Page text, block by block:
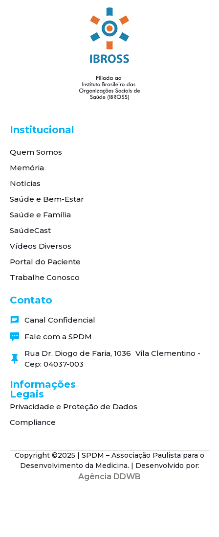
Institucional
Quem Somos
Memória
Notícias
Saúde e Bem-Estar
Saúde e Família
SaúdeCast
Vídeos Diversos
Portal do Paciente
Trabalhe Conosco
Contato
Canal Confidencial
Fale com a SPDM
Rua Dr. Diogo de Faria, 1036 Vila Clementino -
Cep: 04037-003
Informações
Legais
Privacidade e Proteção de Dados
Compliance
Copyright ©2025 | SPDM – Associação Paulista para o
Desenvolvimento da Medicina. | Desenvolvido por:
Agência DDWB